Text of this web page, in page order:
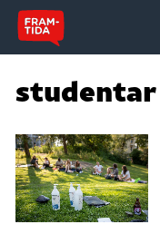
studentar